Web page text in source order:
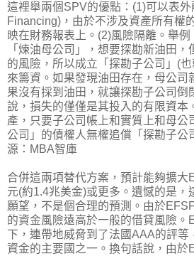
這裡舉兩個SPV的優點：(1)可以表
Financing)，由於不涉及資產所有權
映在財務報表上。(2)風險隔離。舉
「煉油母公司」，想要探勘新油田，
的風險，所以成立「探勘子公司」(
來籌資。如果發現油田存在，母公司
果沒有採到油田，就讓探勘子公司倒
說，損失的僅僅是其投入的有限資本
產，只要子公司帳上和實質上和母公
公司」的債權人無權追償「探勘子公
源：MBA智庫
合併這兩項替代方案，預計能夠擴大
元(約1.4兆美金)或更多。遺憾的是，
願望，不是個合理的預測。由於
的資金風險遠高於一般的借貸風險。
下，連帶地威脅到了法國AAA的評等
資金的主要國之一。換句話說，由於